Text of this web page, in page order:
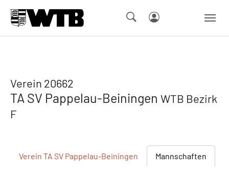
Verein 20662
TA SV Pappelau-Beiningen WTB Bezirk
F
Verein TA SV Pappelau-Beiningen Mannschaften